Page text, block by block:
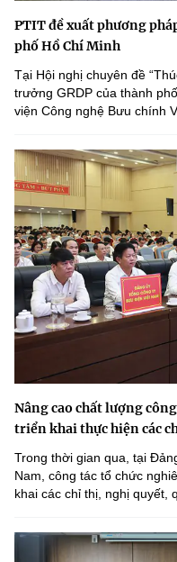
PTIT đề xuất phương
phố Hồ Chí Minh
Tại Hội nghị chuyên đề
trưởng GRDP của thành
viện Công nghệ Bưu chính
Nâng cao chất lượng
triển khai thực hiện các
Trong thời gian qua, tại
Nam, công tác tổ chức
khai các chỉ thị, nghị quyết,